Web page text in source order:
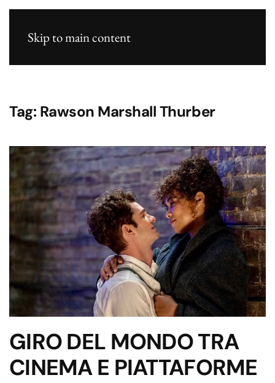
Skip to main content
Tag: Rawson Marshall Thurber
GIRO DEL MONDO TRA
CINEMA E PIATTAFORME